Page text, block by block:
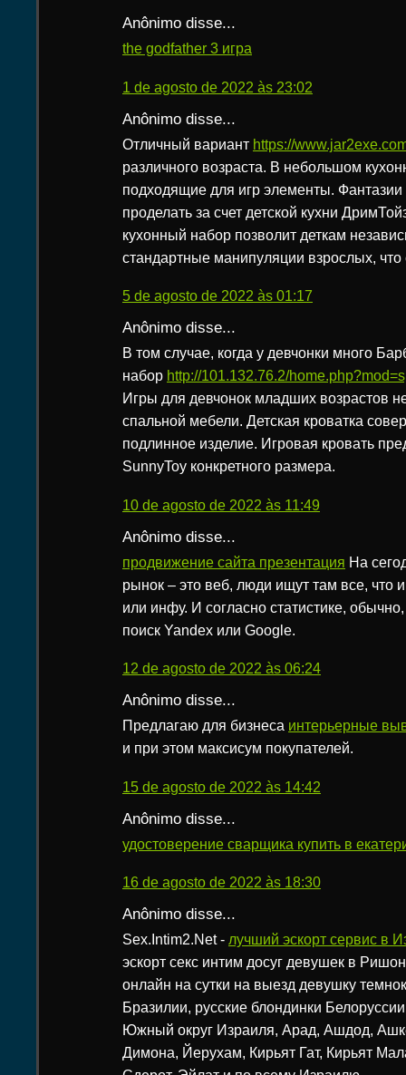
Anônimo disse...
the godfather 3 игра
1 de agosto de 2022 às 23:02
Anônimo disse...
Отличный вариант https://
различного возраста. В небольшом
подходящие для игр элементы.
проделать за счет детской кухни
кухонный набор позволит деткам
стандартные манипуляции взрослых,
5 de agosto de 2022 às 01:17
Anônimo disse...
В том случае, когда у девчонки много
набор http://101.132.76.2/
Игры для девчонок младших возрастов
спальной мебели. Детская кроватка
подлинное изделие. Игровая кровать
SunnyToy конкретного размера.
10 de agosto de 2022 às 11:49
Anônimo disse...
продвижение сайта презентация На
рынок – это веб, люди ищут там все, что
или инфу. И согласно статистике,
поиск Yandex или Google.
12 de agosto de 2022 às 06:24
Anônimo disse...
Предлагаю для бизнеса интерьерные
и при этом максисум покупателей.
15 de agosto de 2022 às 14:42
Anônimo disse...
удостоверение сварщика купить в
16 de agosto de 2022 às 18:30
Anônimo disse...
Sex.Intim2.Net - лучший эскорт сервис в
эскорт секс интим досуг девушек в
онлайн на сутки на выезд девушку
Бразилии, русские блондинки
Южный округ Израиля, Арад, Ашдод,
Димона, Йерухам, Кирьят Гат, Кирьят